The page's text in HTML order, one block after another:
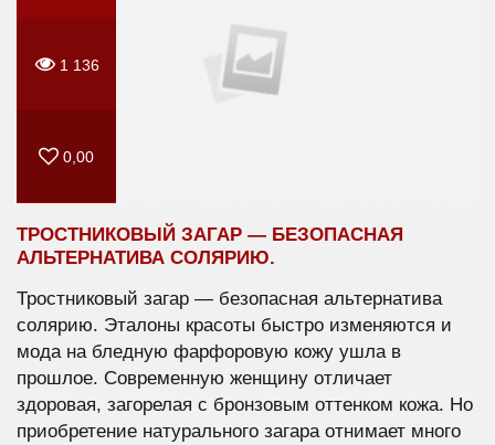
1 136
0,00
ТРОСТНИКОВЫЙ ЗАГАР — БЕЗОПАСНАЯ
АЛЬТЕРНАТИВА СОЛЯРИЮ.
Тростниковый загар — безопасная альтернатива
солярию. Эталоны красоты быстро изменяются и
мода на бледную фарфоровую кожу ушла в
прошлое. Современную женщину отличает
здоровая, загорелая с бронзовым оттенком кожа. Но
приобретение натурального загара отнимает много